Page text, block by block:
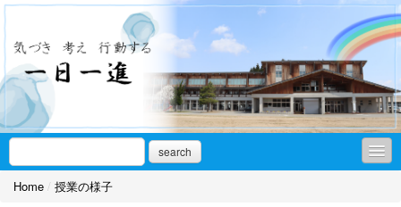
search
授業の様子
Home / 授業の様子